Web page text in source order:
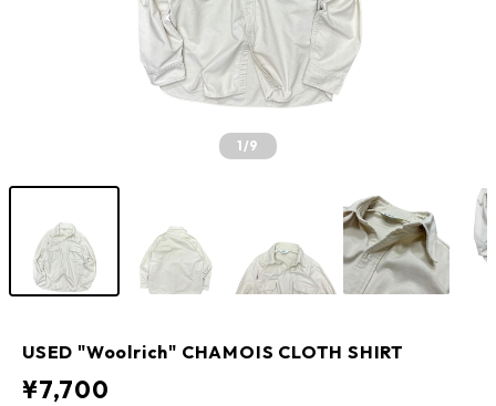
1/9
USED "Woolrich" CHAMOIS CLOTH SHIRT
¥7,700